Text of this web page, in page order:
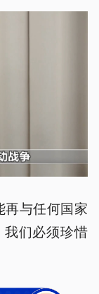
再与任何国家
们必须珍惜